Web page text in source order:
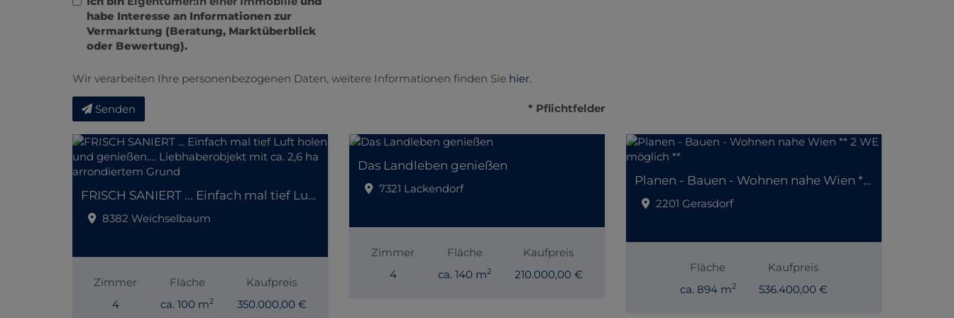
habe Interesse an Informationen zur
Vermarktung (Beratung, Marktüberblick
oder Bewertung).
Wir verarbeiten Ihre personenbezogenen Daten, weitere Informationen finden Sie hier.
Senden * Pflichtfelder
FRISCH SANIERT ... Einfach mal tief Luft holen und genießen…. Liebhaberobjekt mit ca. 2,6 ha arrondiertem Grund
8382 Weichselbaum
Zimmer
4
Fläche
ca. 100 m2
Kaufpreis
350.000,00 €
Das Landleben genießen
7321 Lackendorf
Zimmer
4
Fläche
ca. 140 m2
Kaufpreis
210.000,00 €
Planen - Bauen - Wohnen nahe Wien ** 2 WE möglich **
2201 Gerasdorf
Fläche
ca. 894 m2
Kaufpreis
536.400,00 €